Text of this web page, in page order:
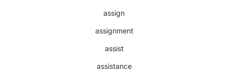
assign
assignment
assist
assistance